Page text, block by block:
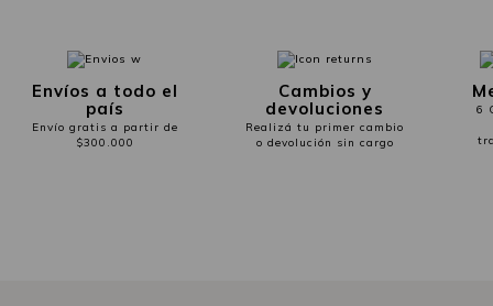
Envíos a todo el
país
Envío gratis a partir de
$300.000
Cambios y
devoluciones
Realizá tu primer cambio
o devolución sin cargo
6